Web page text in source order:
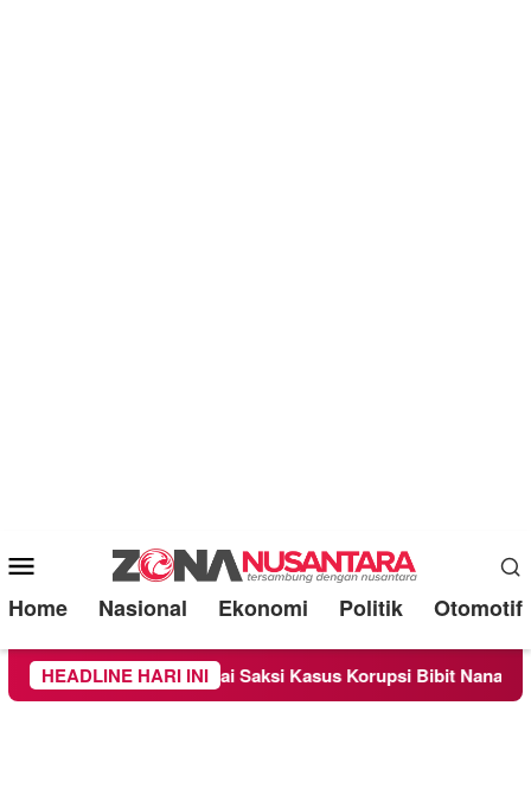
Mobile
Menu
Home Nasional Ekonomi Politik Otomotif
HEADLINE HARI INI
Sebagai Saksi Kasus Korupsi Bibit Nanas Sulsel Rp